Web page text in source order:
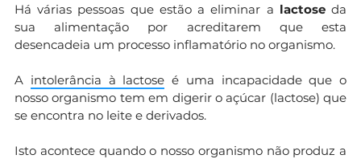
Há várias pessoas que estão a eliminar a lactoseda
sua alimentação por acreditarem que esta
desencadeia um processo inflamatório no organismo.
A intolerância à lactose é uma incapacidade que o
nosso organismo tem em digerir o açúcar (lactose) que
se encontra no leite e derivados.
Isto acontece quando o nosso organismo não produz a